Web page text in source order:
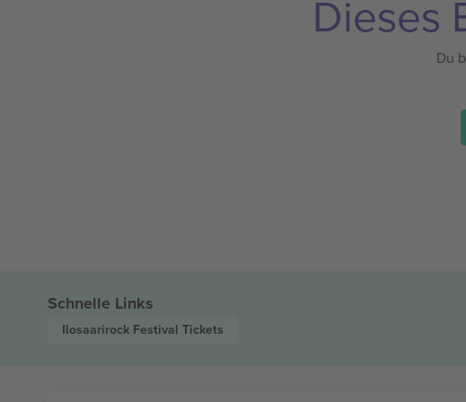
Dieses
Du
Schnelle Links
Ilosaarirock Festival Tickets